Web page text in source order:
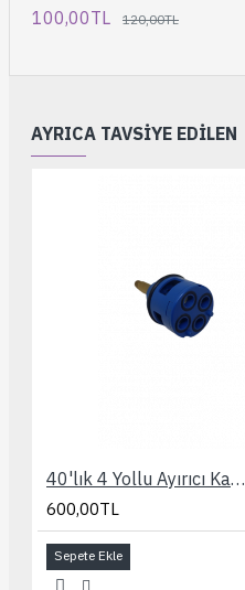
100,00TL
120,00TL
AYRICA TAVSIYE EDILEN
40'lık 4 Yollu Ayırıcı Kartuşu
600,00TL
Sepete Ekle